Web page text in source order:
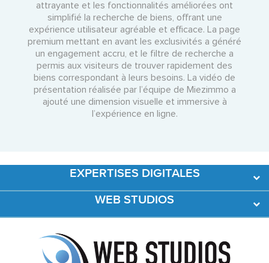
attrayante et les fonctionnalités améliorées ont
simplifié la recherche de biens, offrant une
expérience utilisateur agréable et efficace. La page
premium mettant en avant les exclusivités a généré
un engagement accru, et le filtre de recherche a
permis aux visiteurs de trouver rapidement des
biens correspondant à leurs besoins. La vidéo de
présentation réalisée par l’équipe de Miezimmo a
ajouté une dimension visuelle et immersive à
l’expérience en ligne.
EXPERTISES DIGITALES
Développement Web
Acquisition et Fidélisation
WEB STUDIOS
Références